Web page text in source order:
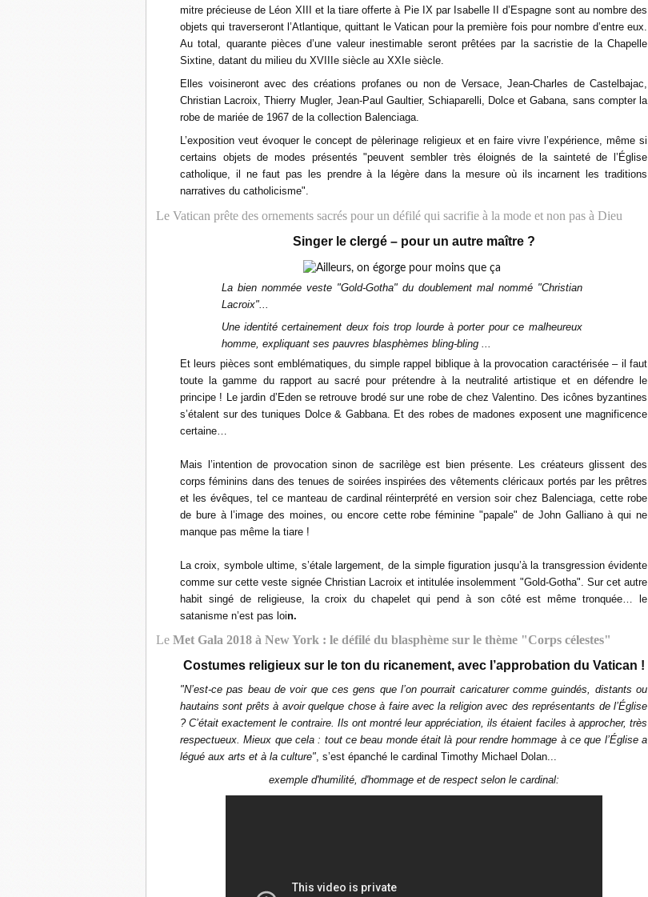
mitre précieuse de Léon XIII et la tiare offerte à Pie IX par Isabelle II d’Espagne sont au nombre des
objets qui traverseront l’Atlantique, quittant le Vatican pour la première fois pour nombre d’entre eux.
Au total, quarante pièces d’une valeur inestimable seront prêtées par la sacristie de la Chapelle
Sixtine, datant du milieu du XVIIIe siècle au XXIe siècle.
Elles voisineront avec des créations profanes ou non de Versace, Jean-Charles de Castelbajac,
Christian Lacroix, Thierry Mugler, Jean-Paul Gaultier, Schiaparelli, Dolce et Gabana, sans compter la
robe de mariée de 1967 de la collection Balenciaga.
L’exposition veut évoquer le concept de pèlerinage religieux et en faire vivre l’expérience, même si
certains objets de modes présentés "peuvent sembler très éloignés de la sainteté de l’Église
catholique, il ne faut pas les prendre à la légère dans la mesure où ils incarnent les traditions
narratives du catholicisme".
Le Vatican prête des ornements sacrés pour un défilé qui sacrifie à la mode et non pas à Dieu
Singer le clergé – pour un autre maître ?
La bien nommée veste "Gold-Gotha" du doublement mal nommé "Christian
Lacroix"...
Une identité certainement deux fois trop lourde à porter pour ce malheureux
homme, expliquant ses pauvres blasphèmes bling-bling ...
Et leurs pièces sont emblématiques, du simple rappel biblique à la provocation caractérisée – il faut
toute la gamme du rapport au sacré pour prétendre à la neutralité artistique et en défendre le
principe ! Le jardin d’Eden se retrouve brodé sur une robe de chez Valentino. Des icônes byzantines
s’étalent sur des tuniques Dolce & Gabbana. Et des robes de madones exposent une magnificence
certaine…
Mais l’intention de provocation sinon de sacrilège est bien présente. Les créateurs glissent des
corps féminins dans des tenues de soirées inspirées des vêtements cléricaux portés par les prêtres
et les évêques, tel ce manteau de cardinal réinterprété en version soir chez Balenciaga, cette robe
de bure à l’image des moines, ou encore cette robe féminine "papale" de John Galliano à qui ne
manque pas même la tiare !
La croix, symbole ultime, s’étale largement, de la simple figuration jusqu’à la transgression évidente
comme sur cette veste signée Christian Lacroix et intitulée insolemment "Gold-Gotha". Sur cet autre
habit singé de religieuse, la croix du chapelet qui pend à son côté est même tronquée… le
satanisme n’est pas loin.
Le Met Gala 2018 à New York : le défilé du blasphème sur le thème "Corps célestes"
Costumes religieux sur le ton du ricanement, avec l’approbation du Vatican !
"N’est-ce pas beau de voir que ces gens que l’on pourrait caricaturer comme guindés, distants ou
hautains sont prêts à avoir quelque chose à faire avec la religion avec des représentants de l’Église
? C’était exactement le contraire. Ils ont montré leur appréciation, ils étaient faciles à approcher, très
respectueux. Mieux que cela : tout ce beau monde était là pour rendre hommage à ce que l’Église a
légué aux arts et à la culture", s’est épanché le cardinal Timothy Michael Dolan...
exemple d'humilité, d'hommage et de respect selon le cardinal: